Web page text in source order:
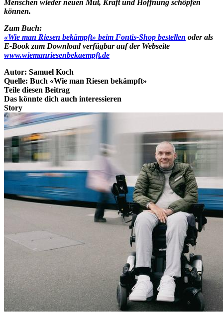
Menschen wieder neuen Mut, Kraft und Hoffnung schöpfen
können.
Zum Buch:
«Wie man Riesen bekämpft» beim Fontis-Shop bestellen oder als
E-Book zum Download verfügbar auf der Webseite
www.wiemanriesenbekaempft.de
Autor: Samuel Koch
Quelle: Buch «Wie man Riesen bekämpft»
Teile diesen Beitrag
Das könnte dich auch interessieren
Story